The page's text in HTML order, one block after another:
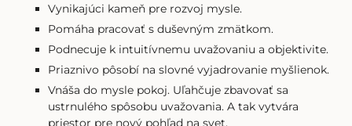
Vynikajúci kameň pre rozvoj mysle.
Pomáha pracovať s duševným zmätkom.
Podnecuje k intuitívnemu uvažovaniu a objektivite.
Priaznivo pôsobí na slovné vyjadrovanie myšlienok.
Vnáša do mysle pokoj. Uľahčuje zbavovať sa
ustrnulého spôsobu uvažovania. A tak vytvára
priestor pre nový pohľad na svet.